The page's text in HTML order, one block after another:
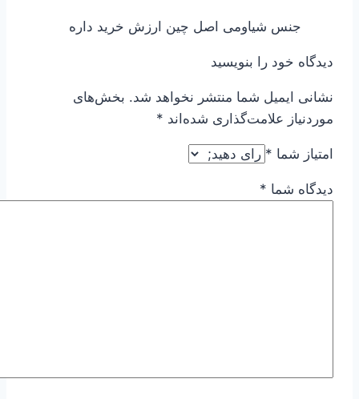
جنس شیاومی اصل چین ارزش خرید داره
دیدگاه خود را بنویسید
نشانی ایمیل شما منتشر نخواهد شد. بخش‌های
موردنیاز علامت‌گذاری شده‌اند *
امتیاز شما *
دیدگاه شما *